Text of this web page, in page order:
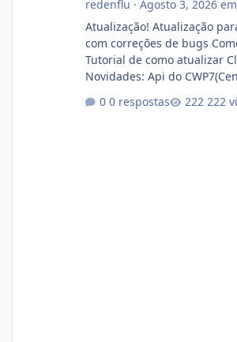
redenflu · Agosto 3, 2026
Atualização! Atualização para a versão 9.8
com correções de bugs Como atualizar?
Tutorial de como atualizar
Novidades: Api do CWP7(CentOS Web Panel)
autorizado a usasr o isistem:
0 respostas 222